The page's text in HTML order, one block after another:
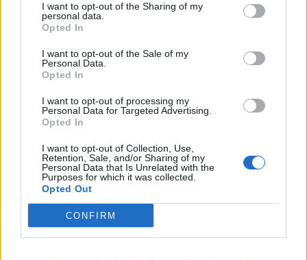
I want to opt-out of the Sharing of my
personal data.
Opted In
I want to opt-out of the Sale of my
Personal Data.
Opted In
I want to opt-out of processing my
Personal Data for Targeted Advertising.
Opted In
I want to opt-out of Collection, Use,
Retention, Sale, and/or Sharing of my
Personal Data that Is Unrelated with the
Purposes for which it was collected.
Opted Out
CONFIRM
Carrega més